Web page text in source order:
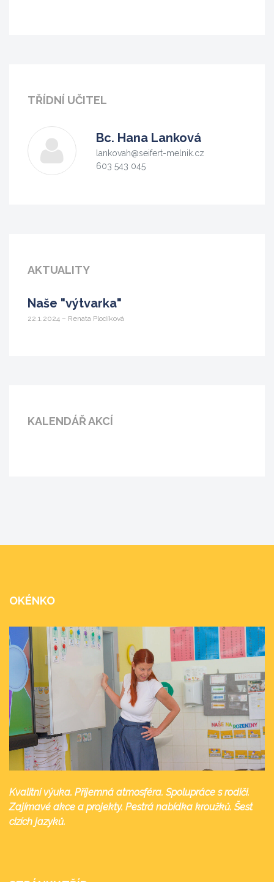
TŘÍDNÍ UČITEL
Bc. Hana Lanková
lankovah@seifert-melnik.cz
603 543 045
AKTUALITY
Naše "výtvarka"
22.1.2024 – Renata Plodíková
KALENDÁŘ AKCÍ
OKÉNKO
Kvalitní výuka. Příjemná atmosféra. Spolupráce s rodiči.
Zajímavé akce a projekty. Pestrá nabídka kroužků. Šest
cizích jazyků.